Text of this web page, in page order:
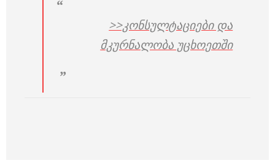
>>კონსულტაციები და
მკურნალობა უცხოეთში